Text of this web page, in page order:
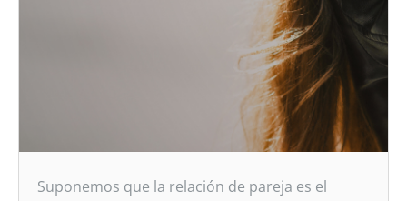
Suponemos que la relación de pareja es el